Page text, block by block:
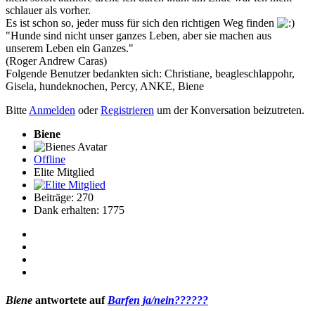
schlauer als vorher.
Es ist schon so, jeder muss für sich den richtigen Weg finden
"Hunde sind nicht unser ganzes Leben, aber sie machen aus
unserem Leben ein Ganzes."
(Roger Andrew Caras)
Folgende Benutzer bedankten sich: Christiane, beagleschlappohr,
Gisela, hundeknochen, Percy, ANKE, Biene
BitteAnmelden oderRegistrieren um der Konversation beizutreten.
Biene
Offline
Elite Mitglied
Beiträge: 270
Dank erhalten: 1775
Biene antwortete auf Barfen ja/nein??????